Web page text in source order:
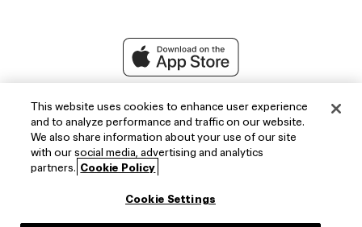
This website uses cookies to enhance user experience
and to analyze performance and traffic on our website.
We also share information about your use of our site
with our social media, advertising and analytics
partners. Cookie Policy
Cookie Settings